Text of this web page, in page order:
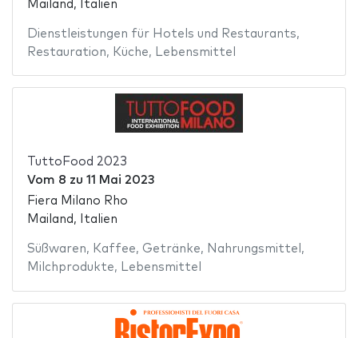
Mailand, Italien
Dienstleistungen für Hotels und Restaurants,
Restauration, Küche, Lebensmittel
TuttoFood 2023
Vom 8 zu 11 Mai 2023
Fiera Milano Rho
Mailand, Italien
Süßwaren, Kaffee, Getränke, Nahrungsmittel ,
Milchprodukte, Lebensmittel